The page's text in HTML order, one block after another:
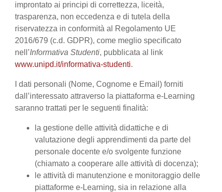
improntato ai principi di correttezza, liceità,
trasparenza, non eccedenza e di tutela della
riservatezza in conformità al Regolamento UE
2016/679 (c.d. GDPR), come meglio specificato
nell’Informativa Studenti, pubblicata al link
www.unipd.it/informativa-studenti.
I dati personali (Nome, Cognome e Email) forniti
dall’interessato attraverso la piattaforma e-Learning
saranno trattati per le seguenti finalità:
la gestione delle attività didattiche e di
valutazione degli apprendimenti da parte del
personale docente e/o svolgente funzione
(chiamato a cooperare alle attività di docenza);
le attività di manutenzione e monitoraggio delle
piattaforme e-Learning, sia in relazione alla